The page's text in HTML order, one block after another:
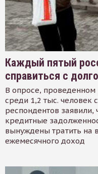
Каждый пятый
справиться с
В опросе, проведенном
среди 1,2 тыс. человек
респондентов заявили,
кредитные
вынуждены тратить на
ежемесячного доход